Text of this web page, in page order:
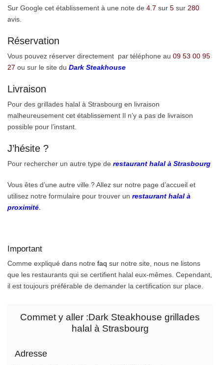
Sur Google cet établissement à une note de 4.7 sur 5 sur 280
avis.
Réservation
Vous pouvez réserver directement par téléphone au 09 53 00 95
27 ou sur le site du Dark Steakhouse
Livraison
Pour des grillades halal à Strasbourg en livraison
malheureusement cet établissement Il n’y a pas de livraison
possible pour l’instant.
J’hésite ?
Pour rechercher un autre type de restaurant halal à Strasbourg
Vous êtes d’une autre ville ? Allez sur notre page d’accueil et
utilisez notre formulaire pour trouver un restaurant halal à
proximité
Important
Comme expliqué dans notre faq sur notre site, nous ne listons
que les restaurants qui se certifient halal eux-mêmes. Cependant,
il est toujours préférable de demander la certification sur place.
Commet y aller :Dark Steakhouse grillades
halal à Strasbourg
Adresse